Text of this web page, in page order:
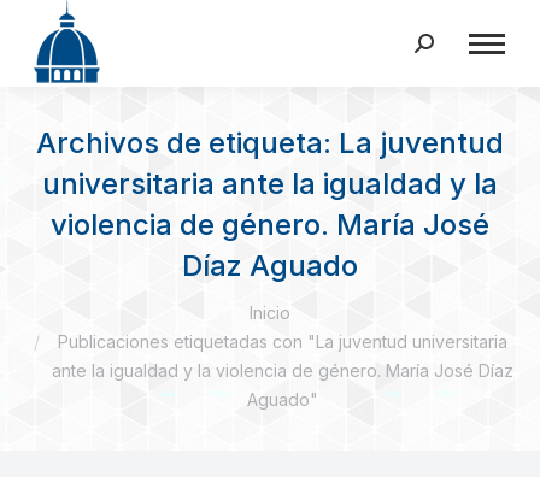
Buscar:
Archivos de etiqueta: La juventud
universitaria ante la igualdad y la
violencia de género. María José
Díaz Aguado
Inicio
Publicaciones etiquetadas con "La juventud universitaria
ante la igualdad y la violencia de género. María José Díaz
Aguado"